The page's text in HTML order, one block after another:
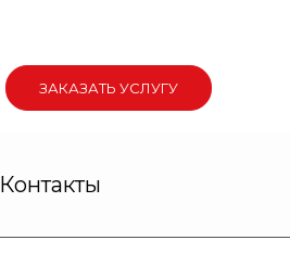
ЗАКАЗАТЬ УСЛУГУ
Контакты